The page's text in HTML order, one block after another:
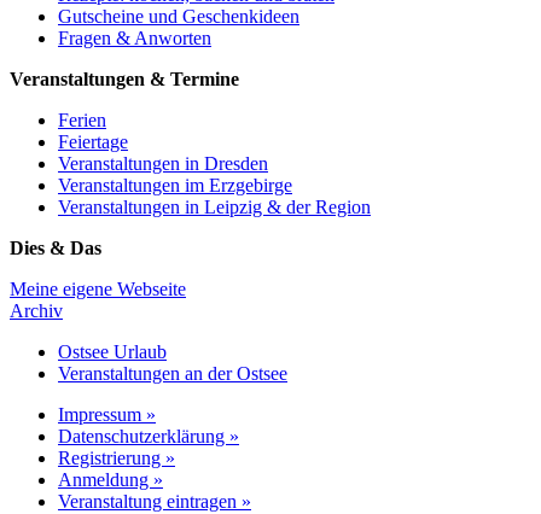
Gutscheine und Geschenkideen
Fragen & Anworten
Veranstaltungen & Termine
Ferien
Feiertage
Veranstaltungen in Dresden
Veranstaltungen im Erzgebirge
Veranstaltungen in Leipzig & der Region
Dies & Das
Meine eigene Webseite
Archiv
Ostsee Urlaub
Veranstaltungen an der Ostsee
Impressum »
Datenschutzerklärung »
Registrierung »
Anmeldung »
Veranstaltung eintragen »